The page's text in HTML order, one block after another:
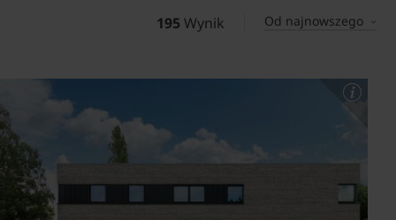
195 Wynik Od najnowszego